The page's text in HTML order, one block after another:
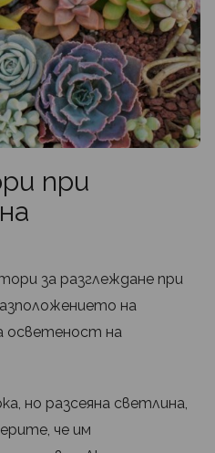
при
за разглеждане при
на
осветеност на
но разсеяна светлина,
че им